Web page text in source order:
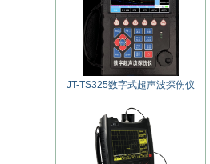
JT-TS325数字式超声波探伤仪